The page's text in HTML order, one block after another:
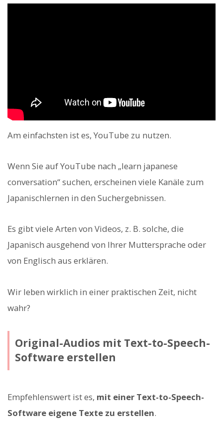
Am einfachsten ist es, YouTube zu nutzen.
Wenn Sie auf YouTube nach „learn japanese
conversation“ suchen, erscheinen viele Kanäle zum
Japanischlernen in den Suchergebnissen.
Es gibt viele Arten von Videos, z. B. solche, die
Japanisch ausgehend von Ihrer Muttersprache oder
von Englisch aus erklären.
Wir leben wirklich in einer praktischen Zeit, nicht
wahr?
Original-Audios mit Text-to-Speech-
Software erstellen
Empfehlenswert ist es, mit einer Text-to-Speech-
Software eigene Texte zu erstellen.